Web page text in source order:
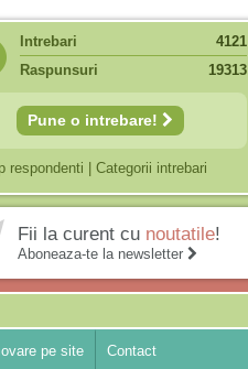
Intrebari
4121
Raspunsuri
19313
Pune o intrebare!
respondenti Categorii intrebari
Fii la curent cu noutatile!
Aboneaza-te la newsletter
pe site Contact